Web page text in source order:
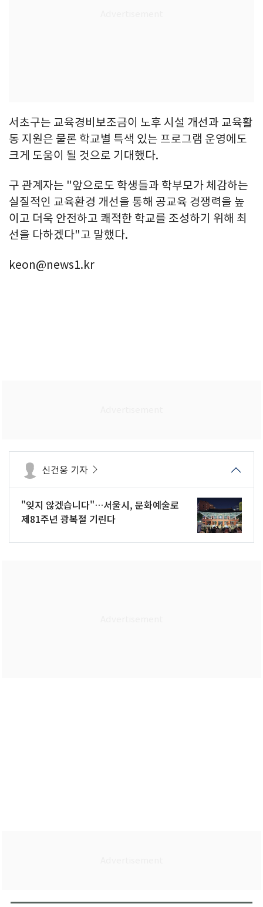
서초구는 교육경비보조금이 노후 시설 개선과 교육활
동 지원은 물론 학교별 특색 있는 프로그램 운영에도
크게 도움이 될 것으로 기대했다.
구 관계자는 "앞으로도 학생들과 학부모가 체감하는
실질적인 교육환경 개선을 통해 공교육 경쟁력을 높
이고 더욱 안전하고 쾌적한 학교를 조성하기 위해 최
선을 다하겠다"고 말했다.
keon@news1.kr
신건웅 기자
"잊지 않겠습니다"…서울시, 문화예술로
제81주년 광복절 기린다